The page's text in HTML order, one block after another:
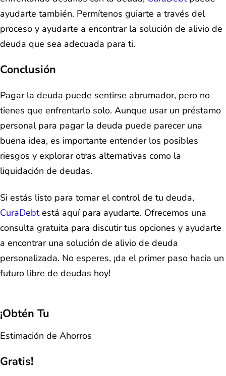
ayudarte también. Permítenos guiarte a través del
proceso y ayudarte a encontrar la solución de alivio de
deuda que sea adecuada para ti.
Conclusión
Pagar la deuda puede sentirse abrumador, pero no
tienes que enfrentarlo solo. Aunque usar un préstamo
personal para pagar la deuda puede parecer una
buena idea, es importante entender los posibles
riesgos y explorar otras alternativas como la
liquidación de deudas.
Si estás listo para tomar el control de tu deuda,
CuraDebtestá aquí para ayudarte. Ofrecemos una
consulta gratuita para discutir tus opciones y ayudarte
a encontrar una solución de alivio de deuda
personalizada. No esperes, ¡da el primer paso hacia un
futuro libre de deudas hoy!
¡Obtén Tu
Estimación de Ahorros
Gratis!